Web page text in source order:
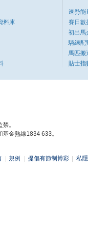
料庫
速勢能
賽日數
初出馬
騎練配
馬匹搬
貼士指
。
金熱線1834 633。
規例 提倡有節制博彩 私